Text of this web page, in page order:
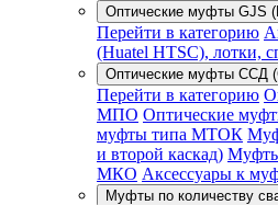
Оптические муфты GJS
Перейти в категорию
(Huatel HTSC), лотки,
Оптические муфты ССД
Перейти в категорию
МПО Оптические
муфты типа МТОК
и второй каскад)
МКО Аксессуары к
Муфты по количеству